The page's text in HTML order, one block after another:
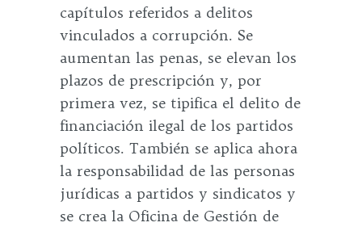
capítulos referidos a delitos
vinculados a corrupción. Se
aumentan las penas, se elevan los
plazos de prescripción y, por
primera vez, se tipifica el delito de
financiación ilegal de los partidos
políticos. También se aplica ahora
la responsabilidad de las personas
jurídicas a partidos y sindicatos y
se crea la Oficina de Gestión de